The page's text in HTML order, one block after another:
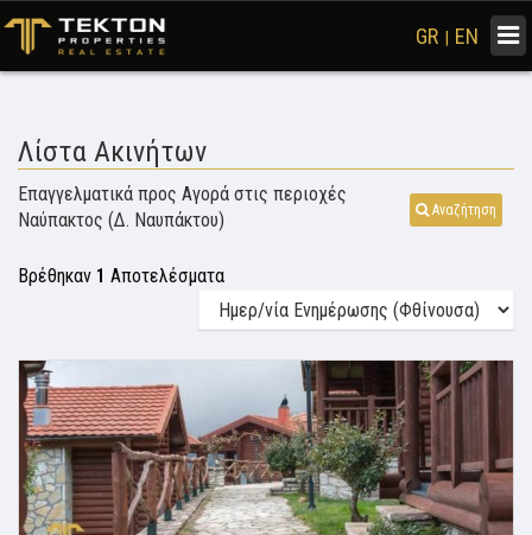
GR | EN
Λίστα Ακινήτων
Αναζήτηση
Επαγγελματικά προς Αγορά στις περιοχές
Ναύπακτος (Δ. Ναυπάκτου)
Βρέθηκαν 1 Αποτελέσματα